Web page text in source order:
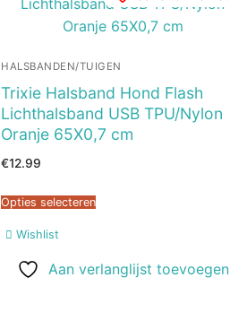
HALSBANDEN/TUIGEN
Trixie Halsband Hond Flash
Lichthalsband USB TPU/Nylon
Oranje 65X0,7 cm
€12.99
Opties selecteren
Wishlist
Aan verlanglijst toevoegen